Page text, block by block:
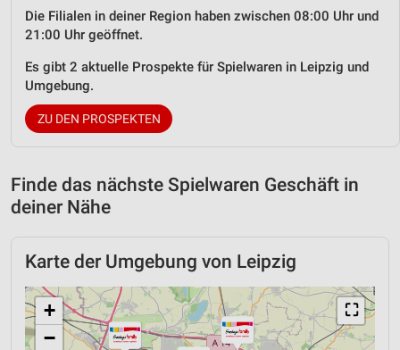
Die Filialen in deiner Region haben zwischen 08:00 Uhr und
21:00 Uhr geöffnet.
Es gibt 2 aktuelle Prospekte für Spielwaren in Leipzig und
Umgebung.
ZU DEN PROSPEKTEN
Finde das nächste Spielwaren Geschäft in
deiner Nähe
Karte der Umgebung von Leipzig
⛶
+
−